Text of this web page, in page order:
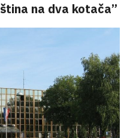
na dva kotača”